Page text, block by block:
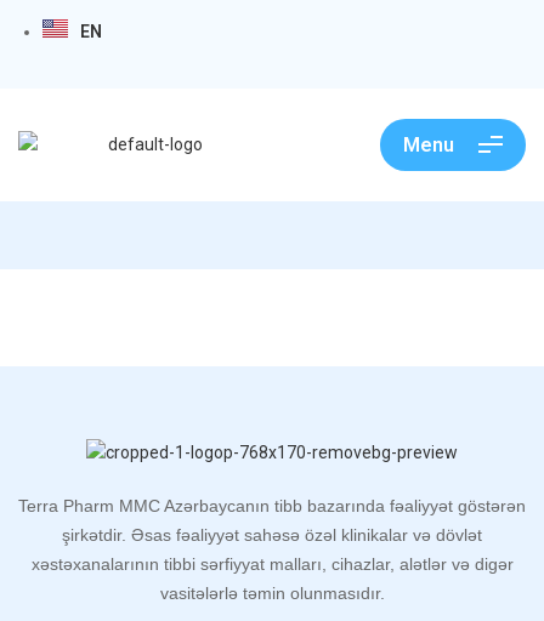
EN
Menu
Terra Pharm MMC Azərbaycanın tibb bazarında fəaliyyət göstərən
şirkətdir. Əsas fəaliyyət sahəsə özəl klinikalar və dövlət
xəstəxanalarının tibbi sərfiyyat malları, cihazlar, alətlər və digər
vasitələrlə təmin olunmasıdır.